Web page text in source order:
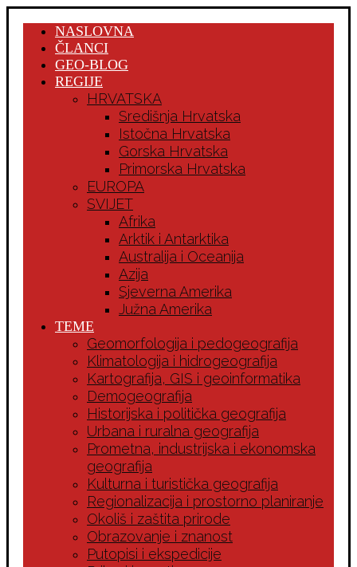
NASLOVNA
ČLANCI
GEO-BLOG
REGIJE
HRVATSKA
Središnja Hrvatska
Istočna Hrvatska
Gorska Hrvatska
Primorska Hrvatska
EUROPA
SVIJET
Afrika
Arktik i Antarktika
Australija i Oceanija
Azija
Sjeverna Amerika
Južna Amerika
TEME
Geomorfologija i pedogeografija
Klimatologija i hidrogeografija
Kartografija, GIS i geoinformatika
Demogeografija
Historijska i politička geografija
Urbana i ruralna geografija
Prometna, industrijska i ekonomska
geografija
Kulturna i turistička geografija
Regionalizacija i prostorno planiranje
Okoliš i zaštita prirode
Obrazovanje i znanost
Putopisi i ekspedicije